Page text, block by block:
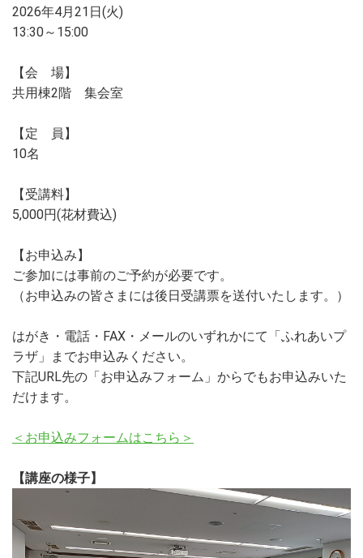
2026年4月21日(火)
13:30～15:00
【会 場】
共用棟2階 集会室
【定 員】
10名
【受講料】
5,000円(花材費込)
【お申込み】
ご参加には事前のご予約が必要です。
（お申込みの皆さまには後日受講票を送付いたします。）
はがき・電話・FAX・メールのいずれかにて「ふれあいプ
ラザ」までお申込みください。
下記URL先の「お申込みフォーム」からでもお申込みいた
だけます。
＜お申込みフォームはこちら＞
【講座の様子】